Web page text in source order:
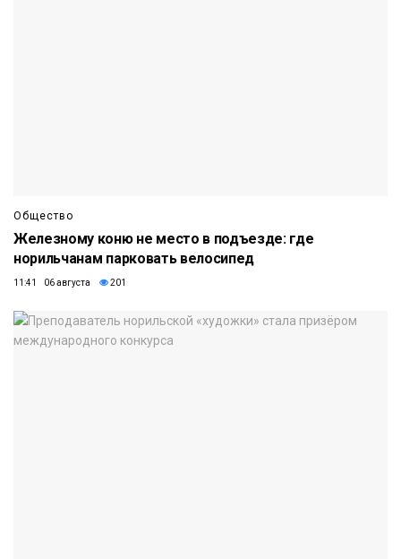
Общество
Железному коню не место в подъезде: где
норильчанам парковать велосипед
11:41 06 августа 201